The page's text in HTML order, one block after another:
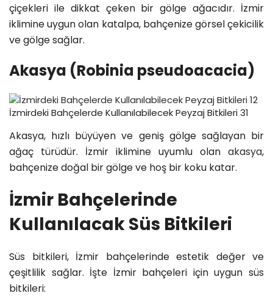
çiçekleri ile dikkat çeken bir gölge ağacıdır. İzmir
iklimine uygun olan katalpa, bahçenize görsel çekicilik
ve gölge sağlar.
Akasya (Robinia pseudoacacia)
İzmirdeki Bahçelerde Kullanılabilecek Peyzaj Bitkileri 31
Akasya, hızlı büyüyen ve geniş gölge sağlayan bir
ağaç türüdür. İzmir iklimine uyumlu olan akasya,
bahçenize doğal bir gölge ve hoş bir koku katar.
İzmir Bahçelerinde
Kullanılacak Süs Bitkileri
Süs bitkileri, İzmir bahçelerinde estetik değer ve
çeşitlilik sağlar. İşte İzmir bahçeleri için uygun süs
bitkileri: